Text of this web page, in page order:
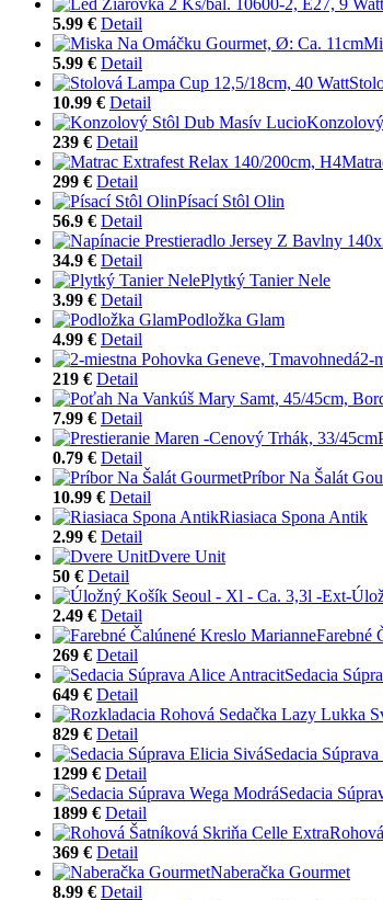
5.99 € Detail
5.99 € Detail
10.99 € Detail
239 € Detail
299 € Detail
Písací Stôl Olin
56.9 € Detail
34.9 € Detail
Plytký Tanier Nele
3.99 € Detail
Podložka Glam
4.99 € Detail
2-
219 € Detail
7.99 € Detail
0.79 € Detail
Príbor Na Šalát
10.99 € Detail
Riasiaca Spona Antik
2.99 € Detail
Dvere Unit
50 € Detail
2.49 € Detail
Farebné
269 € Detail
Sedacia
649 € Detail
829 € Detail
Sedacia
1299 € Detail
Sedacia
1899 € Detail
369 € Detail
Naberačka Gourmet
8.99 € Detail